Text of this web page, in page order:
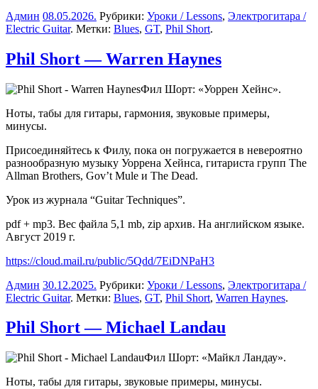
Админ 08.05.2026. Рубрики: Уроки / Lessons, Электрогитара /
Electric Guitar. Метки: Blues, GT, Phil Short.
Phil Short — Warren Haynes
Фил Шорт: «Уоррен Хейнс».
Ноты, табы для гитары, гармония, звуковые примеры,
минусы.
Присоединяйтесь к Филу, пока он погружается в невероятно
разнообразную музыку Уоррена Хейнса, гитариста групп The
Allman Brothers, Gov’t Mule и The Dead.
Урок из журнала “Guitar Techniques”.
pdf + mp3. Вес файла 5,1 mb, zip архив. На английском языке.
Август 2019 г.
https://cloud.mail.ru/public/5Qdd/7EiDNPaH3
Админ 30.12.2025. Рубрики: Уроки / Lessons, Электрогитара /
Electric Guitar. Метки: Blues, GT, Phil Short, Warren Haynes.
Phil Short — Michael Landau
Фил Шорт: «Майкл Ландау».
Ноты, табы для гитары, звуковые примеры, минусы.